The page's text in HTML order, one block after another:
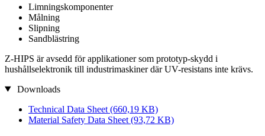
Limningskomponenter
Målning
Slipning
Sandblästring
Z-HIPS är avsedd för applikationer som prototyp-skydd i
hushållselektronik till industrimaskiner där UV-resistans inte krävs.
Downloads
Technical Data Sheet (660,19 KB)
Material Safety Data Sheet (93,72 KB)